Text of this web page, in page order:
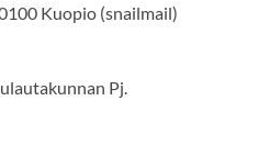
Kuopio (snailmail)
Pj.